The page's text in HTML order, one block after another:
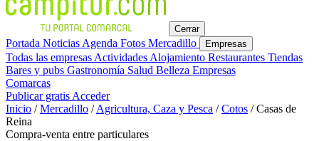
Cerrar
Portada Noticias Agenda Fotos Mercadillo Empresas
Todas las empresas Actividades Alojamiento Restaurantes Tiendas
Bares y pubs Gastronomía Salud Belleza Empresas
Comarcas
Publicar gratis Acceder
Inicio / Mercadillo / Agricultura, Caza y Pesca / Cotos / Casas de
Reina
Compra-venta entre particulares